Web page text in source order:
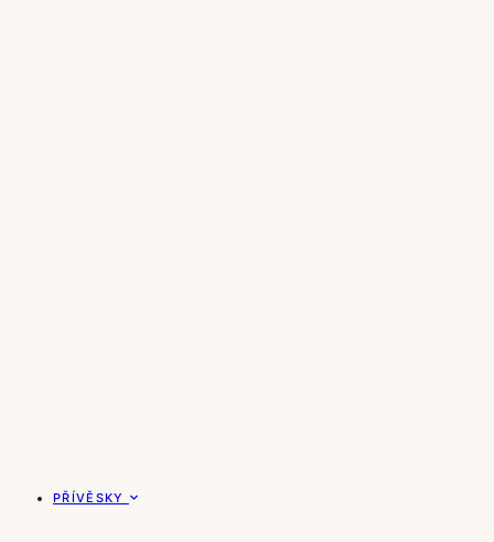
PŘÍVĚSKY